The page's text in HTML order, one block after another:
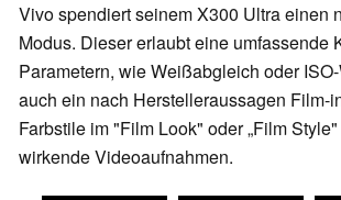
Vivo spendiert seinem X300 Ultra einen
Modus. Dieser erlaubt eine umfassende
Parametern, wie Weißabgleich oder
auch ein nach Herstelleraussagen Film-
Farbstile im "Film Look" oder „Film
wirkende Videoaufnahmen.